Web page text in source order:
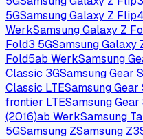
5GSamsung Galaxy Z Flip4
WerkSamsung Galaxy Z
Fold3 5GSamsung Galaxy
Fold5ab WerkSamsung
Classic 3GSamsung Gear
Classic LTESamsung
frontier LTESamsung
(2016)ab WerkSamsung
5GSamsung ZSamsung Z3